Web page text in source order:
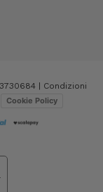
| Condizioni
Cookie Policy